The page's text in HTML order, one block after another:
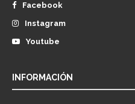
Facebook
Instagram
Youtube
INFORMACIÓN